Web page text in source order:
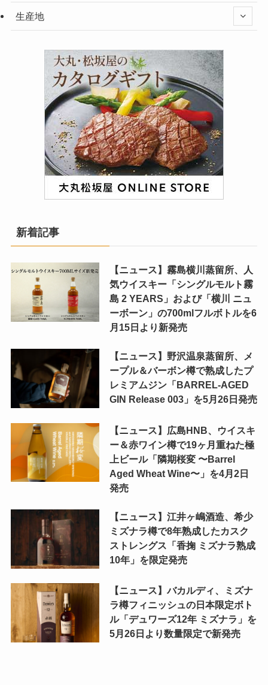
生産地
新着記事
【ニュース】霧島横川蒸留所、人
気ウイスキー「シングルモルト霧
島 2 YEARS」および「横川 ニュ
ーボーン」の700mlフルボトルを6
月15日より新発売
【ニュース】野沢温泉蒸留所、メ
ープル＆バーボン樽で熟成したプ
レミアムジン「BARREL-AGED
GIN Release 003」を5月26日発売
【ニュース】広島HNB、ウイスキ
ー＆赤ワイン樽で19ヶ月重ねた極
上ビール「隣期桜変 〜Barrel
Aged Wheat Wine〜」を4月2日
発売
【ニュース】江井ヶ嶋酒造、希少
ミズナラ樽で8年熟成したカスク
ストレングス「香掬 ミズナラ熟成
10年」を限定発売
【ニュース】バカルディ、ミズナ
ラ樽フィニッシュの日本限定ボト
ル「デュワーズ12年 ミズナラ」を
5月26日より数量限定で新発売